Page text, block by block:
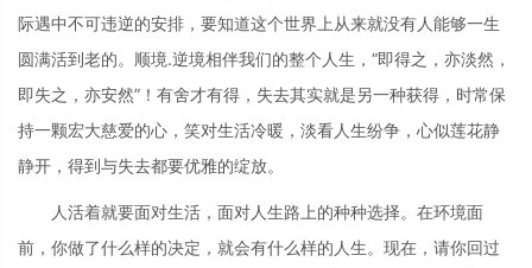
际遇中不可违逆的安排，要知道这个世界上从来就没有人能够一生
圆满活到老的。顺境.逆境相伴我们的整个人生，“即得之，亦淡然，
即失之，亦安然”！有舍才有得，失去其实就是另一种获得，时常保
持一颗宏大慈爱的心，笑对生活冷暖，淡看人生纷争，心似莲花静
静开，得到与失去都要优雅的绽放。
人活着就要面对生活，面对人生路上的种种选择。在环境面
前，你做了什么样的决定，就会有什么样的人生。现在，请你回过